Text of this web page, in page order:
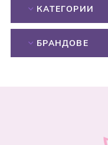
КАТЕГОРИИ
БРАНДОВЕ